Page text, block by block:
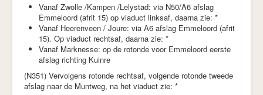
Vanaf Zwolle /Kampen /Lelystad: via N50/A6 afslag
Emmeloord (afrit 15) op viaduct linksaf, daarna zie: *
Vanaf Heerenveen / Joure: via A6 afslag Emmeloord (afrit
15). Op viaduct rechtsaf, daarna zie: *
Vanaf Marknesse: op de rotonde voor Emmeloord eerste
afslag richting Kuinre
(N351) Vervolgens rotonde rechtsaf, volgende rotonde tweede
afslag naar de Muntweg, na het viaduct zie: *